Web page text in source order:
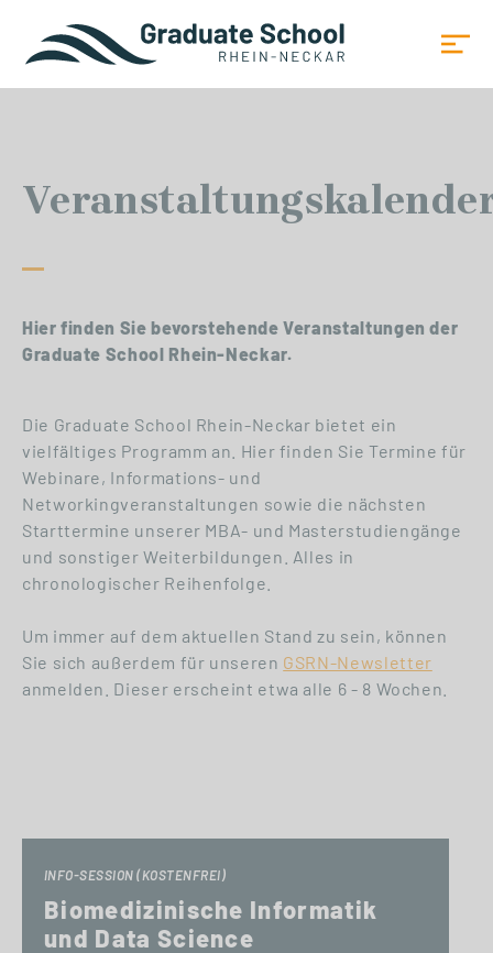
Hier finden Sie bevorstehende Veranstaltungen der
Graduate School Rhein-Neckar.
Die Graduate School Rhein-Neckar bietet ein
vielfältiges Programm an. Hier finden Sie Termine für
Webinare, Informations- und
Networkingveranstaltungen sowie die nächsten
Starttermine unserer MBA- und Masterstudiengänge
und sonstiger Weiterbildungen. Alles in
chronologischer Reihenfolge.
Um immer auf dem aktuellen Stand zu sein, können
Sie sich außerdem für unseren GSRN-Newsletter
anmelden. Dieser erscheint etwa alle 6 - 8 Wochen.
INFO-SESSION (KOSTENFREI)
Biomedizinische Informatik
und Data Science